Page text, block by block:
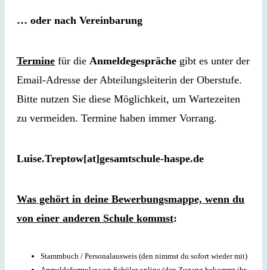
… oder nach Vereinbarung
Termine für die Anmeldegespräche gibt es unter der
Email-Adresse der Abteilungsleiterin der Oberstufe.
Bitte nutzen Sie diese Möglichkeit, um Wartezeiten
zu vermeiden. Termine haben immer Vorrang.
Luise.Treptow[at]gesamtschule-haspe.de
Was gehört in deine Bewerbungsmappe, wenn du
von einer anderen Schule kommst:
Stammbuch / Personalausweis (den nimmst du sofort wieder mit)